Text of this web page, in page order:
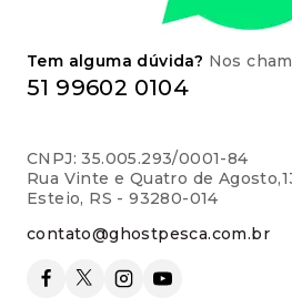
Tem alguma dúvida? Nos
51 99602 0104
CNPJ: 35.005.293/0001-84
Rua Vinte e Quatro de
Esteio, RS - 93280-014
contato@ghostpesca.com.br